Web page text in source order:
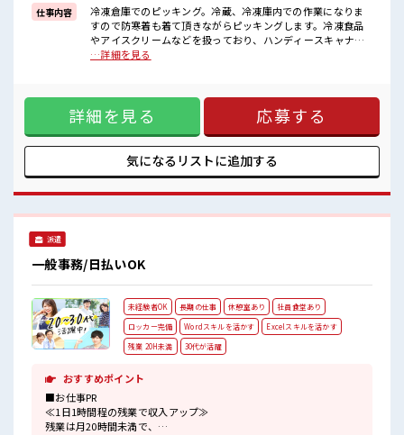
■職場の雰囲気
少人数の職場でこじんまり。
職場の仲間との交流もできちゃうかも？
派手すぎなければ多少のヘアカラーもOKなのはウレシイPoint☆
仕事内容
冷凍倉庫でのピッキング。冷蔵、冷凍庫内での作業になりま
すので防寒着も着て頂きながらピッキングします。冷凍食品
やアイスクリームなどを扱っており、ハンディースキャナー
を使ってバーコードを読み取って籠車に仕分けをしていきま
ンもUP≫ 派手過ぎなければ髪型や髪色自由♪ (規定有)≪未経
験OKの仕事≫ 新しいことにチャレンジするのは不安だけど、
しっかり働く環境が整っています！ イチからスキルUP・ステ
ップUP目指していきましょう！ ≪様々なお仕事をご提案≫ 一
人で悩まず気軽に相談できる、 派遣のお仕事です！ ■職場の
雰囲気 少人数の職場でこじんまり。 職場の仲間との交流もで
はウレシイPoint☆ 休憩室でホッと一息リフレッシュ！
…詳細を見る
詳細を見る 応募する
気になるリストに追加する
派遣
一般事務/日払いOK
未経験者OK 長期の仕事 休憩室あり
社員食堂あり
ロッカー完備
Wordスキルを活かす
Excelスキルを活かす
残業 20H未満
30代が活躍
おすすめポイント
■お仕事PR
≪1日1時間程の残業で収入アップ≫
残業は月20時間未満で、